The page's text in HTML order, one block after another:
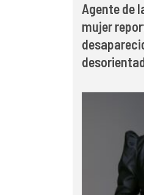
Agente de
mujer